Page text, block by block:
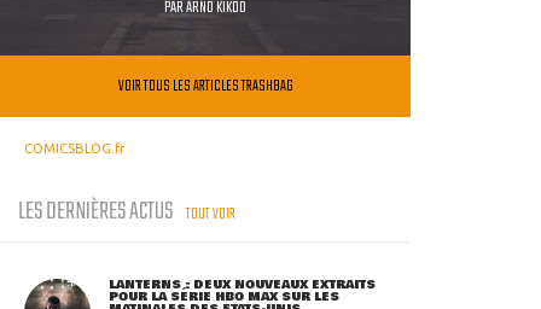
PARARNO KIKOO
VOIR TOUS LES ARTICLES TRASHBAG
COMICSBLOG.fr
LES DERNIÈRES ACTUS TOUT VOIR
LANTERNS : DEUX NOUVEAUX EXTRAITS
POUR LA SÉRIE HBO MAX SUR LES